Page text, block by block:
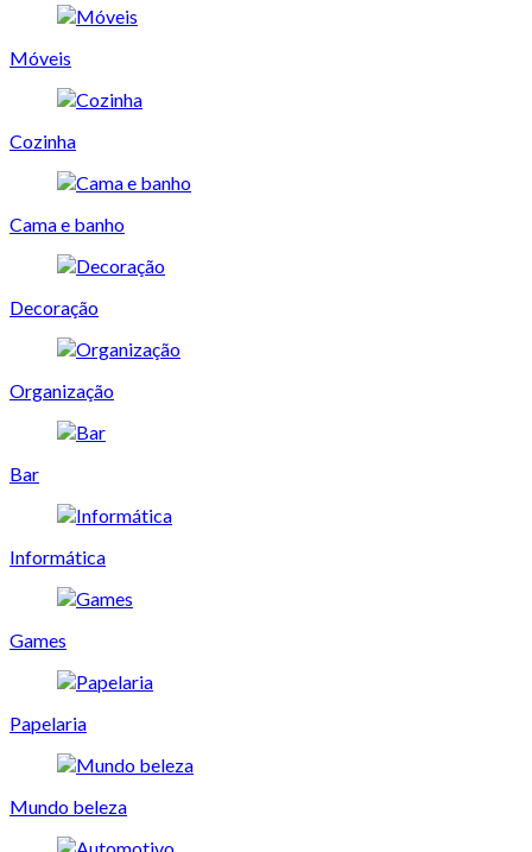
Móveis
Cozinha
Cama e banho
Decoração
Organização
Bar
Informática
Games
Papelaria
Mundo beleza